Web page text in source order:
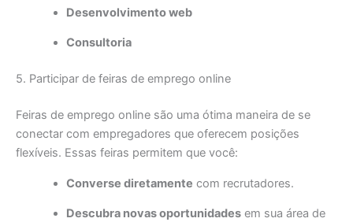
Desenvolvimento web
Consultoria
5. Participar de feiras de emprego online
Feiras de emprego online são uma ótima maneira de se
conectar com empregadores que oferecem posições
flexíveis. Essas feiras permitem que você:
Converse diretamente com recrutadores.
Descubra novas oportunidadesem sua área de